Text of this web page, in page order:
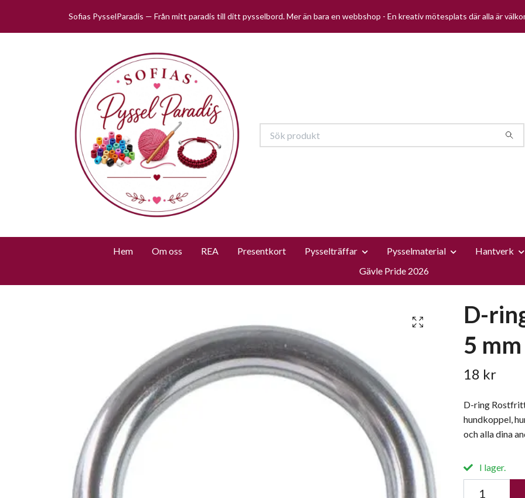
Sofias PysselParadis — Från mitt paradis till ditt pysselbord. Mer än bara en webbshop - En kreativ mötesplats där alla är
Hem Om oss REA Presentkort Pysselträffar Pysselmaterial
Hantverk
Gävle Pride 2026
D-
5 mm
18 kr
D-ring
hundkoppel,
och alla dina
I lager.